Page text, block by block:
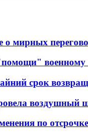
о мирных
срок
воздушный
по